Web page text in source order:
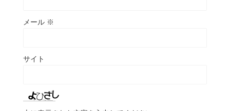
メール ※
サイト